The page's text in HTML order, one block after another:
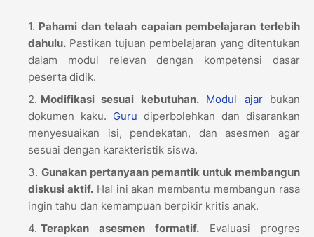
Pahami dan telaah capaian pembelajaran terlebih
dahulu. Pastikan tujuan pembelajaran yang ditentukan
dalam modul relevan dengan kompetensi dasar
peserta didik.
Modifikasi sesuai kebutuhan. Modul ajarbukan
dokumen kaku. Guru diperbolehkan dan disarankan
menyesuaikan isi, pendekatan, dan asesmen agar
sesuai dengan karakteristik siswa.
Gunakan pertanyaan pemantik untuk membangun
diskusi aktif.Hal ini akan membantu membangun rasa
ingin tahu dan kemampuan berpikir kritis anak.
Terapkan asesmen formatif. Evaluasi progres